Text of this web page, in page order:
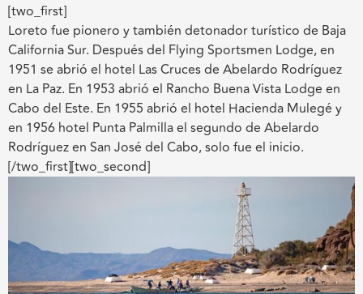
[two_first]
Loreto fue pionero y también detonador turístico de Baja
California Sur. Después del Flying Sportsmen Lodge, en
1951 se abrió el hotel Las Cruces de Abelardo Rodríguez
en La Paz. En 1953 abrió el Rancho Buena Vista Lodge en
Cabo del Este. En 1955 abrió el hotel Hacienda Mulegé y
en 1956 hotel Punta Palmilla el segundo de Abelardo
Rodríguez en San José del Cabo, solo fue el inicio.
[/two_first][two_second]